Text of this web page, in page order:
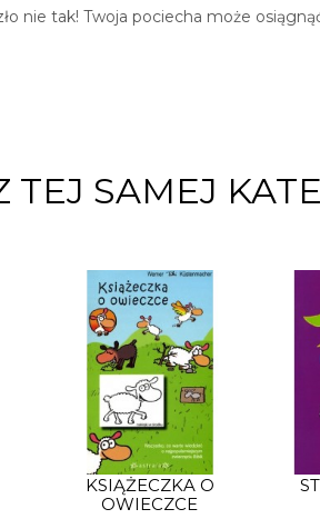
nie tak! Twoja pociecha może
TEJ SAMEJ
KSIĄŻECZKA O
OWIECZCE